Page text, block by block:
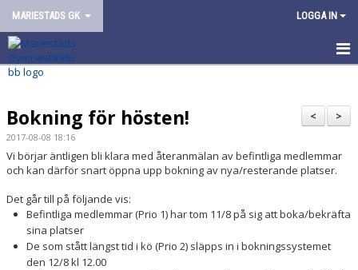
MARIESTADS GK LOGGA IN
HEM
OM FÖRENINGEN
VÅR VERKSAMHET
KONTAKT/KANSLI
>
<
Bokning för hösten!
2017-08-08 18:16
Vi börjar äntligen bli klara med återanmälan av befintliga medlemmar
och kan därför snart öppna upp bokning av nya/resterande platser.
Det går till på följande vis:
Befintliga medlemmar (Prio 1) har tom 11/8 på sig att boka/bekräfta
sina platser
De som stått längst tid i kö (Prio 2) släpps in i bokningssystemet
den 12/8 kl 12.00